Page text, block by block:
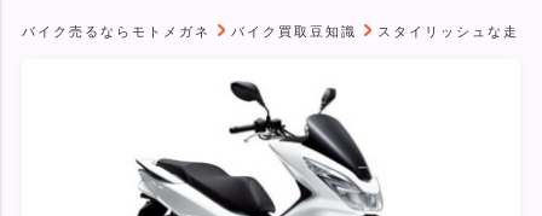
バイク売るならモトメガネ バイク買取豆知識 スタイリッシュな走